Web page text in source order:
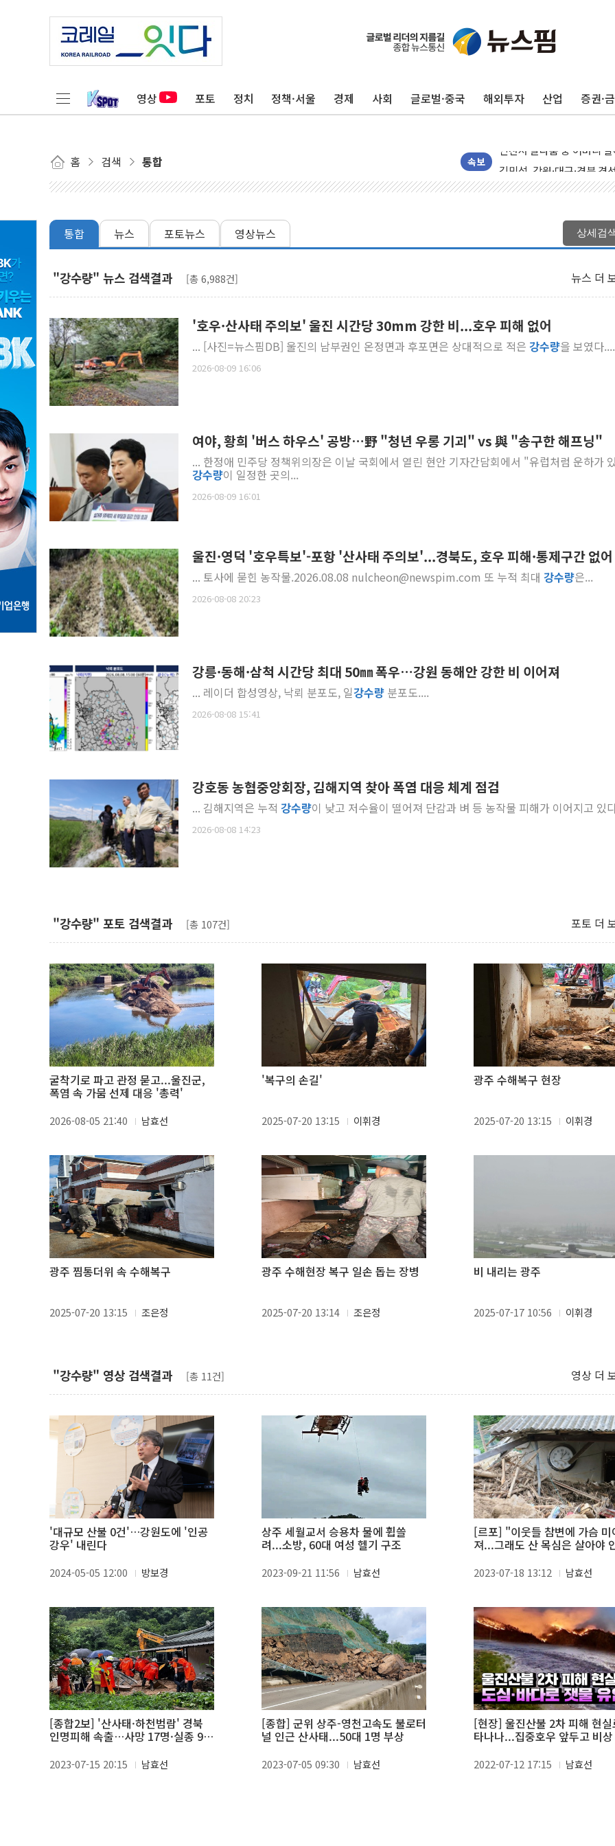
영상 포토 정치 정책·서울 경제 사회 글로벌·중국 해외투자 산업 증권·
홈 검색 통합 속보
[종합] 김민석, 정청래에
민주당 경북도당위원장에
김민석, 강원·대구·경북
[속보] 민주, 강원·대구·경
[속보] 민주, 대구 경선 결
[속보] 민주, 강원 경선 결
최태원, 노소영에 9440
인천시 광복절 현수막 '태
병무청, 보충역 전면 손질
풀무원재단, '국제과학연
현대그린푸드 '텍사스로
통합 뉴스 포토뉴스 영상뉴스 상세검
"강수량" 뉴스 검색결과 [총 6,988건] 뉴스 더
'호우·산사태 주의보' 울진 시간당 30mm 강한 비...호우 피해 없어
... [사진=뉴스핌DB] 울진의 남부권인 온정면과 후포면은 상대적으로 적은 강수량을 보였다....
2026-08-09 16:06
여야, 황희 '버스 하우스' 공방…野 "청년 우롱 기괴" vs 與 "송구한 해프닝"
... 한정애 민주당 정책위의장은 이날 국회에서 열린 현안 기자간담회에서 "유럽처럼 운하가
강수량이 일정한 곳의...
2026-08-09 16:01
울진·영덕 '호우특보'-포항 '산사태 주의보'...경북도, 호우 피해·통제구간 없어
... 토사에 묻힌 농작물.2026.08.08 nulcheon@newspim.com 또 누적 최대 강수량은...
2026-08-08 20:23
강릉·동해·삼척 시간당 최대 50㎜ 폭우…강원 동해안 강한 비 이어져
... 레이더 합성영상, 낙뢰 분포도, 일강수량 분포도....
2026-08-08 15:41
강호동 농협중앙회장, 김해지역 찾아 폭염 대응 체계 점검
... 김해지역은 누적 강수량이 낮고 저수율이 떨어져 단감과 벼 등 농작물 피해가 이어지고 있
2026-08-08 14:23
"강수량" 포토 검색결과 [총 107건] 포토 더
굴착기로 파고 관정 묻고...울진군,
폭염 속 가뭄 선제 대응 '총력'
2026-08-05 21:40 남효선
'복구의 손길'
2025-07-20 13:15 이휘경
광주 수해복구 현장
2025-07-20 13:15 이휘경
광주 찜통더위 속 수해복구
2025-07-20 13:15 조은정
광주 수해현장 복구 일손 돕는 장병
2025-07-20 13:14 조은정
비 내리는 광주
2025-07-17 10:56 이휘경
"강수량" 영상 검색결과 [총 11건] 영상 더
'대규모 산불 0건'…강원도에 '인공
강우' 내린다
2024-05-05 12:00 방보경
상주 세월교서 승용차 물에 휩쓸
려...소방, 60대 여성 헬기 구조
2023-09-21 11:56 남효선
[르포] "이웃들 참변에 가슴 미
져...그래도 산 목심은 살아야
2023-07-18 13:12 남효선
[종합2보] '산사태·하천범람' 경북
인명피해 속출…사망 17명·실종 9
2023-07-15 20:15 남효선
[종합] 군위 상주-영천고속도 불로터
널 인근 산사태...50대 1명 부상
2023-07-05 09:30 남효선
[현장] 울진산불 2차 피해 현실
타나나...집중호우 앞두고 비상
2022-07-12 17:15 남효선